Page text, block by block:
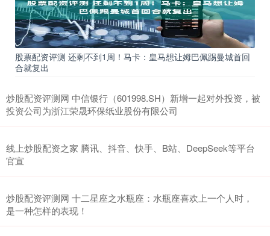
股票配资评测 还剩不到1周！马卡：皇马想让姆巴佩踢曼城首回
合就复出
炒股配资评测网 中信银行（601998.SH）新增一起对外投资，被
投资公司为浙江荣晟环保纸业股份有限公司
线上炒股配资之家 腾讯、抖音、快手、B站、DeepSeek等平台
官宣
炒股配资评测网 十二星座之水瓶座：水瓶座喜欢上一个人时，
是一种怎样的表现！